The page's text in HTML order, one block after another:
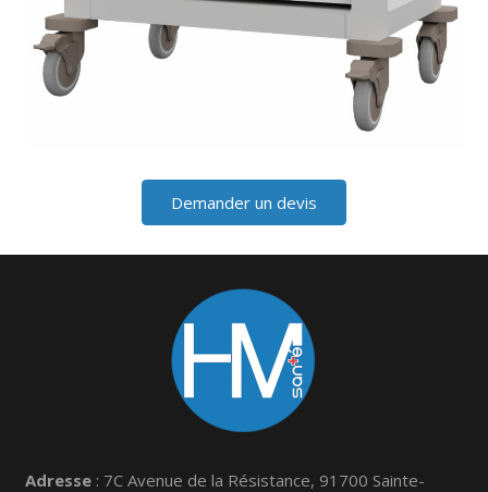
Demander un devis
Adresse: 7C Avenue de la Résistance, 91700 Sainte-